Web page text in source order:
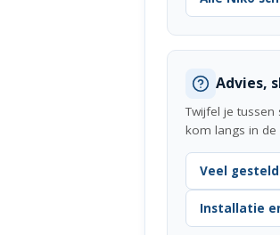
Advies,
Twijfel je
kom langs in
Veel
Installatie